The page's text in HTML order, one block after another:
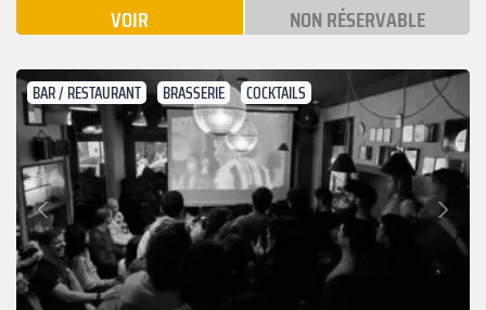
VOIR NON RÉSERVABLE
BAR / RESTAURANT BRASSERIE COCKTAILS
Précédent
Suivant